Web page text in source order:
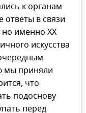
к органам
ответы в связи
но именно ХХ
искусства
мы приняли
что
подоснову
перед